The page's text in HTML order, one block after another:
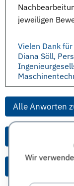
Wir
jeweiligen
Vielen Dank
Diana Söll,
Alle Anworten
Alle Themen